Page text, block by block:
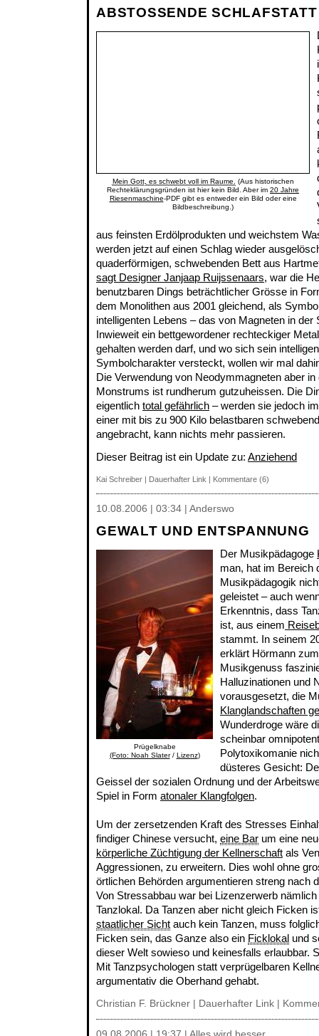
ABSTOSSENDE SCHLAFSTATT
Mein Gott, es schwebt voll im Raume.
(Aus historischen
Rechteklärungsgründen ist hier kein Bild. Aber im 20 Jahre
Riesenmaschine-PDF gibt es entweder ein Bild oder eine
Bildbeschreibung.)
aus feinsten Erdölprodukten und weichstem
werden jetzt auf einen Schlag wieder
quaderförmigen, schwebenden Bett aus
sagt Designer Janjaap Ruijssenaars, war die
benutzbaren Dings beträchtlicher Grösse in
dem Monolithen aus 2001 gleichend, als
intelligenten Lebens – das von Magneten in der
Inwieweit ein bettgewordener rechteckiger
gehalten werden darf, und wo sich sein
Symbolcharakter versteckt, wollen wir mal
Die Verwendung von Neodymmagneten aber
Monstrums ist rundherum gutzuheissen. Die
eigentlich total gefährlich – werden sie jedoch
einer mit bis zu 900 Kilo belastbaren
angebracht, kann nichts mehr passieren.
Dieser Beitrag ist ein Update zu: Anziehend
Kai Schreiber | Dauerhafter Link | Kommentare (6)
10.08.2006 | 03:34 | Anderswo
GEWALT UND ENTSPANNUNG
Prügelknabe
(Foto: Noah Slater/ Lizenz)
Der Musikpädagoge
man, hat im Bereich
Musikpädagogik
geleistet – auch
Erkenntnis, dass
ist, aus einem
stammt. In seinem
erklärt Hörmann
Musikgenuss
Halluzinationen und
vorausgesetzt, die
Klanglandschaften
Wunderdroge wäre
scheinbar
Polytoxikomanie
düsteres Gesicht:
Geissel der sozialen Ordnung und der
Spiel in Form atonaler Klangfolgen.
Um der zersetzenden Kraft des Stresses
findiger Chinese versucht, eine Bar um eine
körperliche Züchtigung der Kellnerschaft als
Aggressionen, zu erweitern. Dies wohl ohne
örtlichen Behörden argumentieren streng nach
Von Stressabbau war bei Lizenzerwerb
Tanzlokal. Da Tanzen aber nicht gleich Ficken
staatlicher Sicht auch kein Tanzen, muss
Ficken sein, das Ganze also ein Ficklokal und
dieser Welt sowieso und keinesfalls erlaubbar.
Mit Tanzpsychologen statt verprügelbaren
argumentativ die Oberhand gehabt.
Christian F. Brückner | Dauerhafter Link